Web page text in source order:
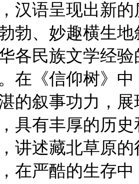
汉语呈现出新
勃、妙趣横生
各民族文学经
在《信仰树》
的叙事功力，
具有丰厚的历
讲述藏北草原
在严酷的生存